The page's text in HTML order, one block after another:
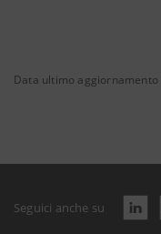
Data ultimo
Seguici anche su